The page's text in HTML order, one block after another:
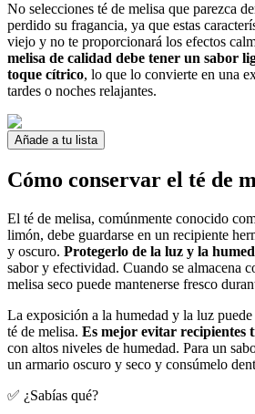
No selecciones té de melisa que parezca
perdido su fragancia, ya que estas
viejo y no te proporcionará los efectos
melisa de calidad debe tener un sabor
toque cítrico, lo que lo convierte en una
tardes o noches relajantes.
Añade a tu lista
Cómo conservar el té de
El té de melisa, comúnmente conocido
limón, debe guardarse en un recipiente
y oscuro. Protegerlo de la luz y la
sabor y efectividad. Cuando se almacena
melisa seco puede mantenerse fresco
La exposición a la humedad y la luz
té de melisa. Es mejor evitar recipientes
con altos niveles de humedad. Para un
un armario oscuro y seco y consúmelo
✅ ¿Sabías qué?